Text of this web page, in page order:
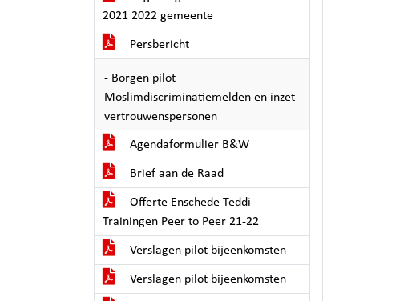
2021 2022 gemeente
Persbericht
- Borgen pilot
Moslimdiscriminatiemelden en inzet
vertrouwenspersonen
Agendaformulier B&W
Brief aan de Raad
Offerte Enschede Teddi
Trainingen Peer to Peer 21-22
Verslagen pilot bijeenkomsten
Verslagen pilot bijeenkomsten